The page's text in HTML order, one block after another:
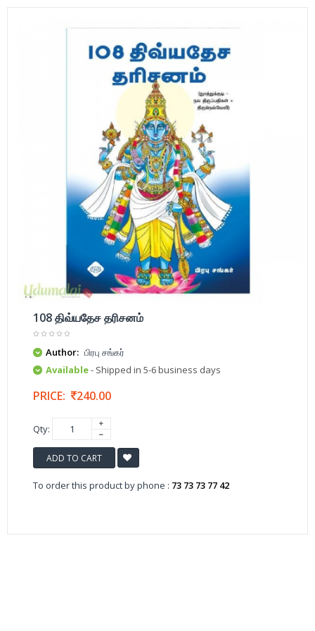
108 திவ்யதேச தரிசனம்
Author: பிரபு சங்கர்
Available- Shipped in 5-6 business days
PRICE: 240.00
Qty:
ADD TO CART
To order this product by phone : 73 73 73 77 42